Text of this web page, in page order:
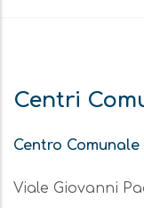
Centri
Centro
Viale Giovanni